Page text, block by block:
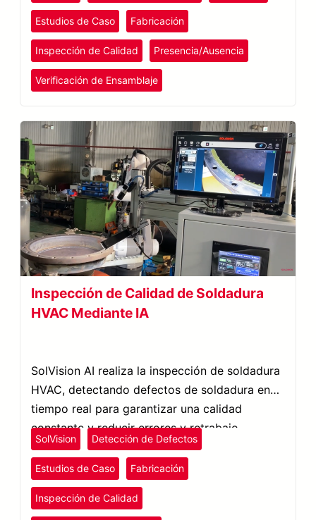
Estudios de Caso Fabricación
Inspección de Calidad Presencia/Ausencia
Verificación de Ensamblaje
Inspección de Calidad de Soldadura
HVAC Mediante IA
SolVision AI realiza la inspección de soldadura
HVAC, detectando defectos de soldadura en
tiempo real para garantizar una calidad
constante y reducir errores y retrabajo.
SolVision Detección de Defectos
Estudios de Caso Fabricación
Inspección de Calidad